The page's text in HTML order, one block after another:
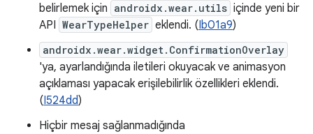
belirlemek için androidx.wear.utils içinde yeni bir
API WearTypeHelper eklendi. (Ib01a9)
androidx.wear.widget.ConfirmationOverlay
'ya, ayarlandığında iletileri okuyacak ve animasyon
açıklaması yapacak erişilebilirlik özellikleri eklendi.
(I524dd)
Hiçbir mesaj sağlanmadığında